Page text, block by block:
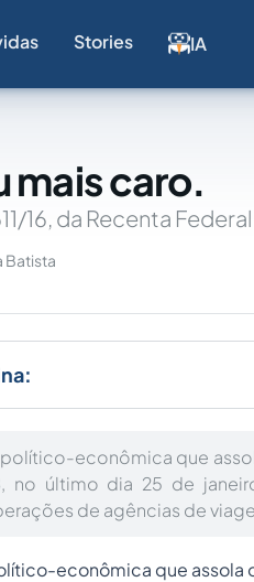
Stories IA
mais caro.
16, da Recenta
Batista
econômica que
no último dia 25 de
de agências de
econômica que assola